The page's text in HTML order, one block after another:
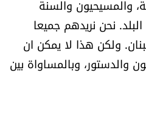
والمسيحيون والسنة
نحن نريدهم جميعا
ولكن هذا لا يمكن ان
والدستور، وبالمساواة بين